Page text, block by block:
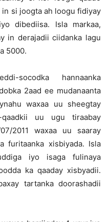
si joogta ah loogu fidiyay
dibediisa. Isla markaa,
in derajadii ciidanka lagu
5000.
socodka hannaanka
2aad ee mudanaanta
waxaa uu sheegtay
uu ugu tiraabay
2011 waxaa uu saaray
furitaanka xisbiyada. Isla
iyo isaga fulinaya
ka qaaday xisbyadii.
tartanka doorashadii